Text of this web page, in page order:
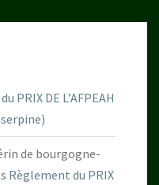
PRIX DE L’AFPEAH
de bourgogne-
Règlement du PRIX